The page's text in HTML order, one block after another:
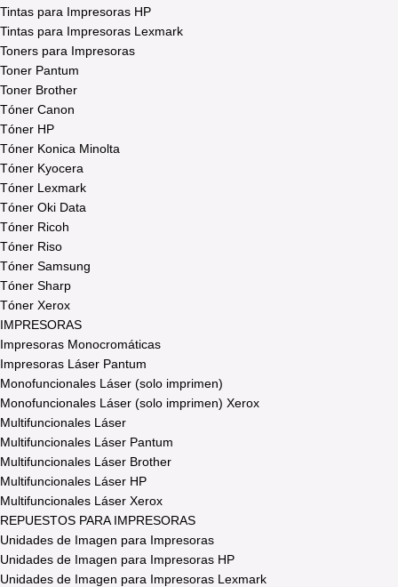
Tintas para Impresoras HP
Tintas para Impresoras Lexmark
Toners para Impresoras
Toner Pantum
Toner Brother
Tóner Canon
Tóner HP
Tóner Konica Minolta
Tóner Kyocera
Tóner Lexmark
Tóner Oki Data
Tóner Ricoh
Tóner Riso
Tóner Samsung
Tóner Sharp
Tóner Xerox
IMPRESORAS
Impresoras Monocromáticas
Impresoras Láser Pantum
Monofuncionales Láser (solo imprimen)
Monofuncionales Láser (solo imprimen) Xerox
Multifuncionales Láser
Multifuncionales Láser Pantum
Multifuncionales Láser Brother
Multifuncionales Láser HP
Multifuncionales Láser Xerox
REPUESTOS PARA IMPRESORAS
Unidades de Imagen para Impresoras
Unidades de Imagen para Impresoras HP
Unidades de Imagen para Impresoras Lexmark